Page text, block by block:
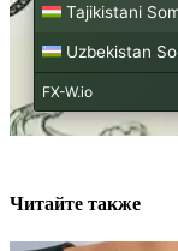
Читайте также